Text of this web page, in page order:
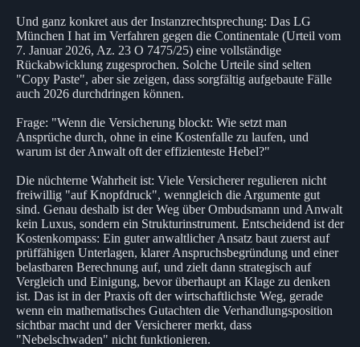
Und ganz konkret aus der Instanzrechtsprechung: Das LG
München I hat im Verfahren gegen die Continentale (Urteil vom
7. Januar 2026, Az. 23 O 7475/25) eine vollständige
Rückabwicklung zugesprochen. Solche Urteile sind selten
"Copy Paste", aber sie zeigen, dass sorgfältig aufgebaute Fälle
auch 2026 durchdringen können.
Frage: "Wenn die Versicherung blockt: Wie setzt man
Ansprüche durch, ohne in eine Kostenfalle zu laufen, und
warum ist der Anwalt oft der effizienteste Hebel?"
Die nüchterne Wahrheit ist: Viele Versicherer regulieren nicht
freiwillig "auf Knopfdruck", wenngleich die Argumente gut
sind. Genau deshalb ist der Weg über Ombudsmann und Anwalt
kein Luxus, sondern ein Strukturinstrument. Entscheidend ist der
Kostenkompass: Ein guter anwaltlicher Ansatz baut zuerst auf
prüffähigen Unterlagen, klarer Anspruchsbegründung und einer
belastbaren Berechnung auf, und zielt dann strategisch auf
Vergleich und Einigung, bevor überhaupt an Klage zu denken
ist. Das ist in der Praxis oft der wirtschaftlichste Weg, gerade
wenn ein mathematisches Gutachten die Verhandlungsposition
sichtbar macht und der Versicherer merkt, dass
"Nebelschwaden" nicht funktionieren.